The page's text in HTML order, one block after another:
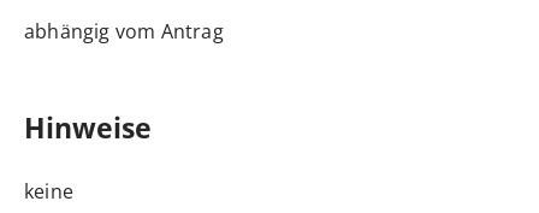
abhängig vom Antrag
Hinweise
keine